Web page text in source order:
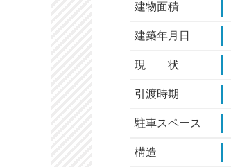
建物面積
建築年月日
現 状
引渡時期
駐車スペース
構造